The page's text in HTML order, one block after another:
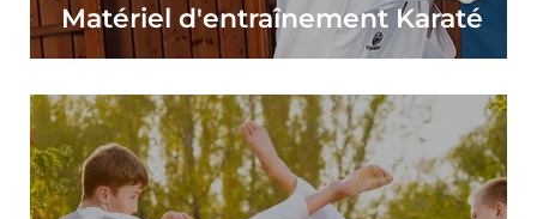
Matériel d'entraînement Karaté